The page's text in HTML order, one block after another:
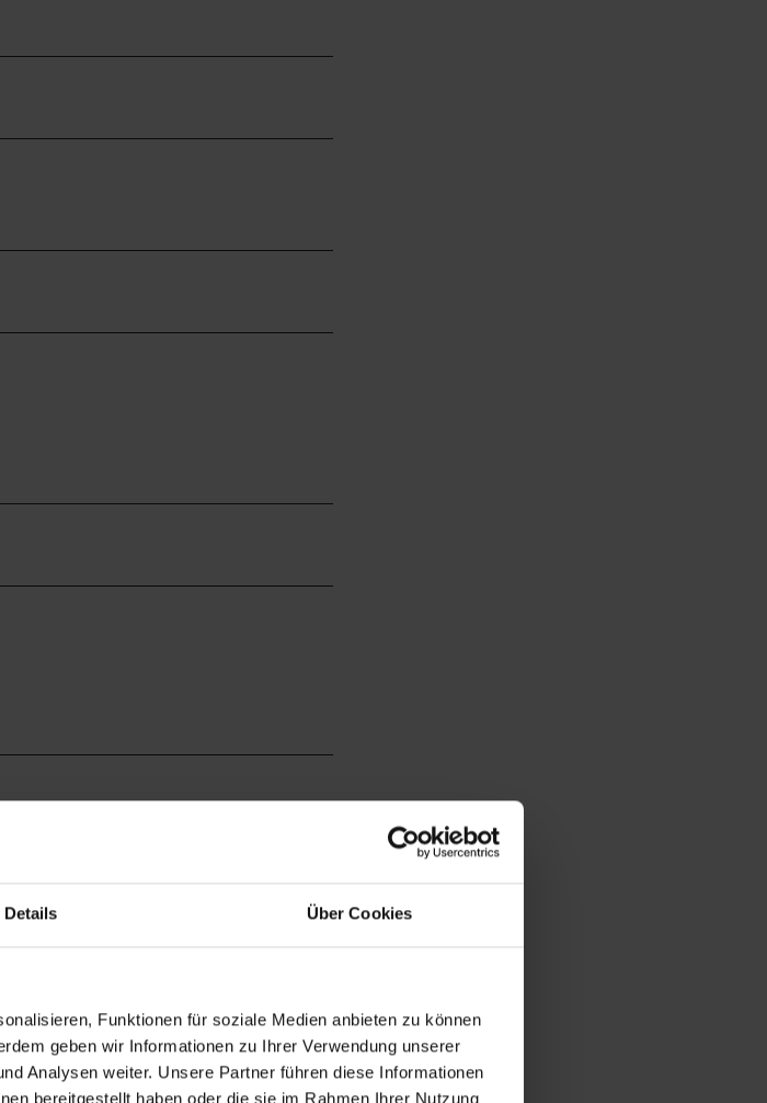
Details Über Cookies
Funktionen für soziale Medien anbieten zu können
geben wir Informationen zu Ihrer Verwendung unserer
Analysen weiter. Unsere Partner führen diese Informationen
bereitgestellt haben oder die sie im Rahmen Ihrer Nutzung